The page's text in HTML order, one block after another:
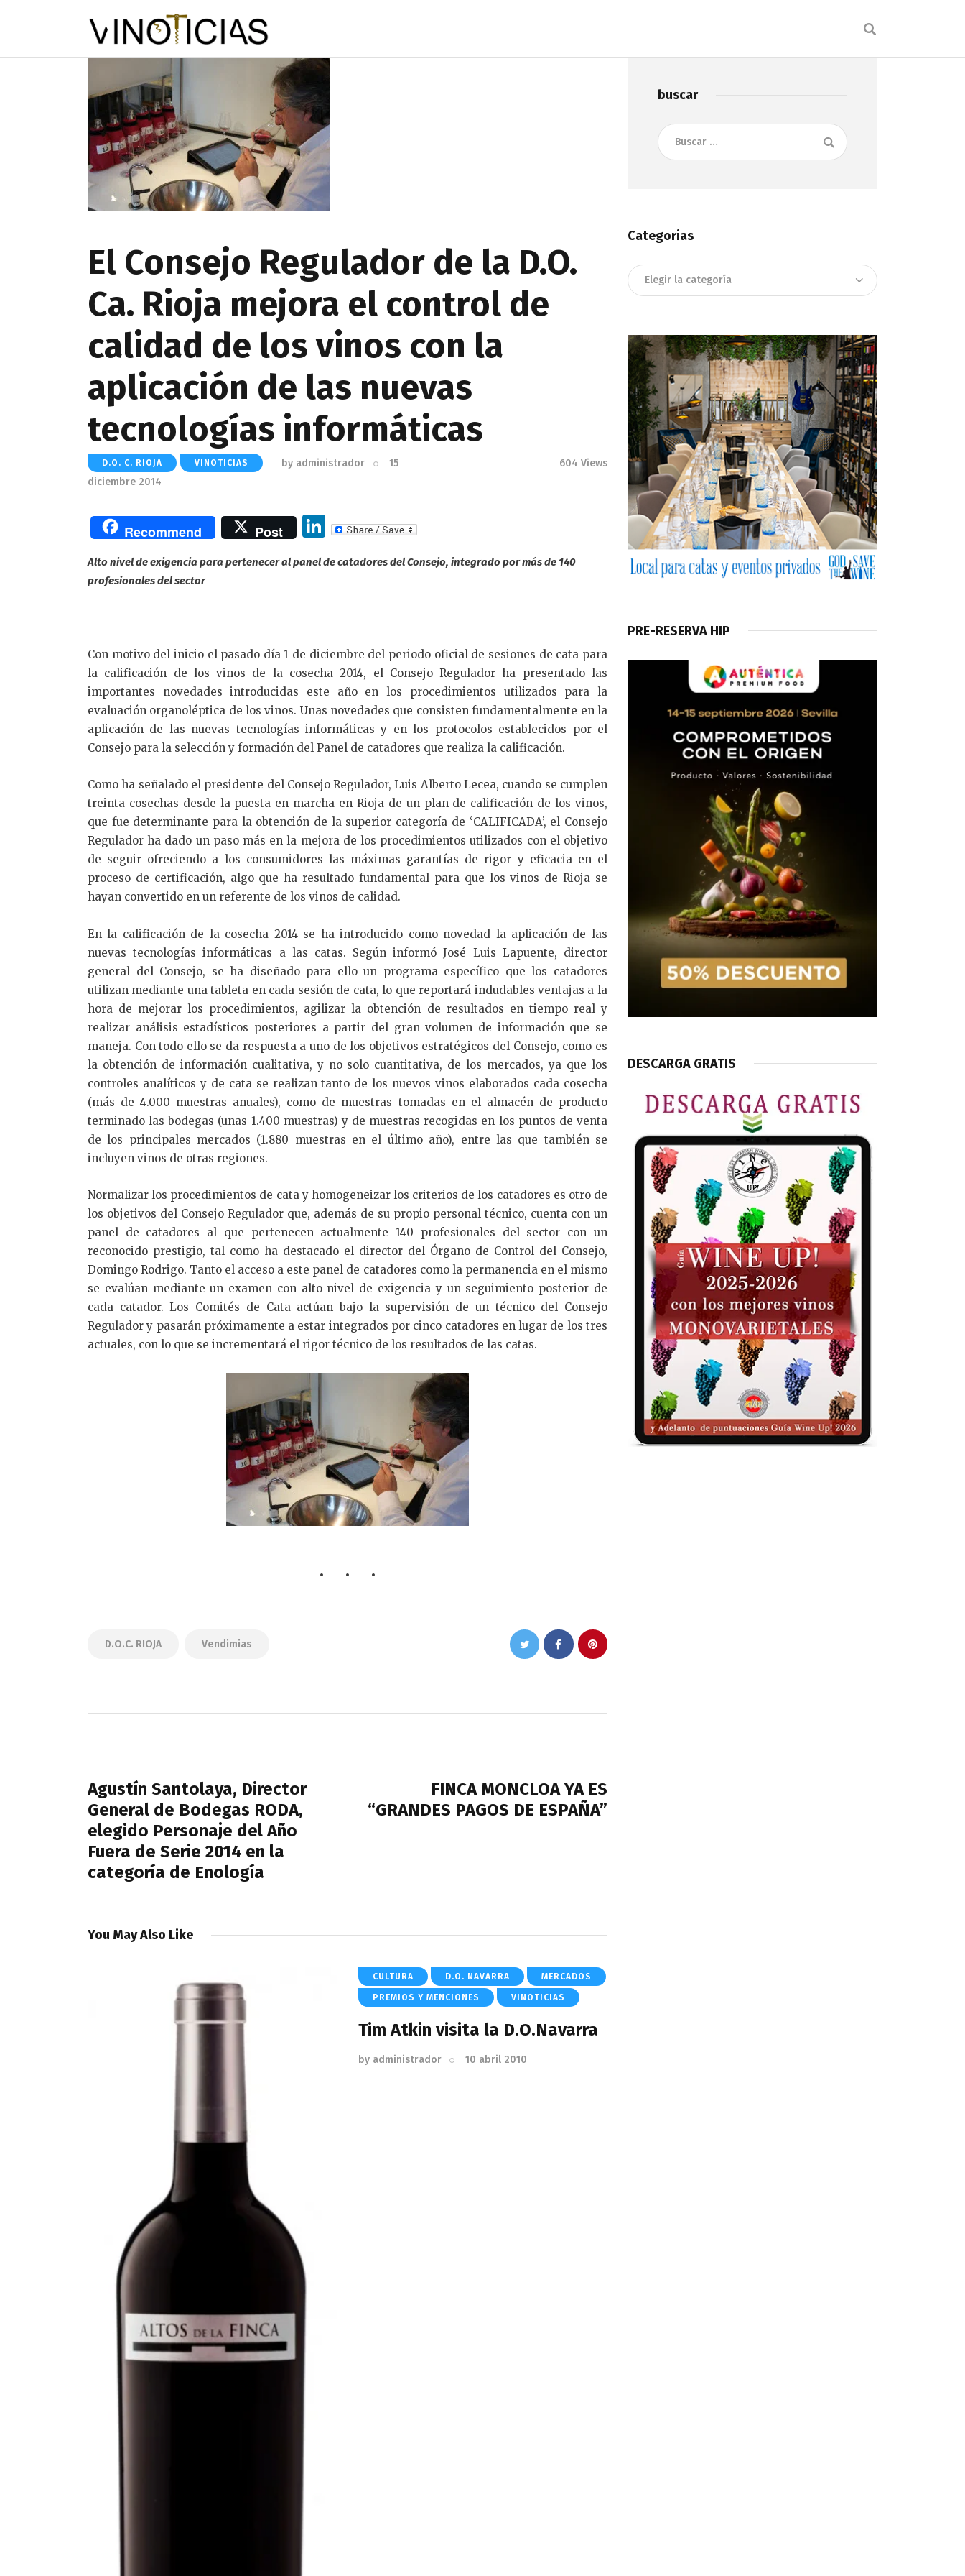
El Consejo Regulador de la D.O.
Ca. Rioja mejora el control de
calidad de los vinos con la
aplicación de las nuevas
tecnologías informáticas
D.O. C. RIOJA VINOTICIAS by administrador
15
diciembre 2014
604 Views
Recommend Post
Li
k
Alto nivel de exigencia para pertenecer al panel de catadores del Consejo, integrado por más de 140
profesionales del sector
Con motivo del inicio el pasado día 1 de diciembre del periodo oficial de sesiones de cata para
la calificación de los vinos de la cosecha 2014, el Consejo Regulador ha presentado las
importantes novedades introducidas este año en los procedimientos utilizados para la
evaluación organoléptica de los vinos. Unas novedades que consisten fundamentalmente en la
aplicación de las nuevas tecnologías informáticas y en los protocolos establecidos por el
Consejo para la selección y formación del Panel de catadores que realiza la calificación.
Como ha señalado el presidente del Consejo Regulador, Luis Alberto Lecea, cuando se cumplen
treinta cosechas desde la puesta en marcha en Rioja de un plan de calificación de los vinos,
que fue determinante para la obtención de la superior categoría de ‘CALIFICADA’, el Consejo
Regulador ha dado un paso más en la mejora de los procedimientos utilizados con el objetivo
de seguir ofreciendo a los consumidores las máximas garantías de rigor y eficacia en el
proceso de certificación, algo que ha resultado fundamental para que los vinos de Rioja se
hayan convertido en un referente de los vinos de calidad.
En la calificación de la cosecha 2014 se ha introducido como novedad la aplicación de las
nuevas tecnologías informáticas a las catas. Según informó José Luis Lapuente, director
general del Consejo, se ha diseñado para ello un programa específico que los catadores
utilizan mediante una tableta en cada sesión de cata, lo que reportará indudables ventajas a la
hora de mejorar los procedimientos, agilizar la obtención de resultados en tiempo real y
realizar análisis estadísticos posteriores a partir del gran volumen de información que se
maneja. Con todo ello se da respuesta a uno de los objetivos estratégicos del Consejo, como es
la obtención de información cualitativa, y no solo cuantitativa, de los mercados, ya que los
controles analíticos y de cata se realizan tanto de los nuevos vinos elaborados cada cosecha
(más de 4.000 muestras anuales), como de muestras tomadas en el almacén de producto
terminado las bodegas (unas 1.400 muestras) y de muestras recogidas en los puntos de venta
de los principales mercados (1.880 muestras en el último año), entre las que también se
incluyen vinos de otras regiones.
Normalizar los procedimientos de cata y homogeneizar los criterios de los catadores es otro de
los objetivos del Consejo Regulador que, además de su propio personal técnico, cuenta con un
panel de catadores al que pertenecen actualmente 140 profesionales del sector con un
reconocido prestigio, tal como ha destacado el director del Órgano de Control del Consejo,
Domingo Rodrigo. Tanto el acceso a este panel de catadores como la permanencia en el mismo
se evalúan mediante un examen con alto nivel de exigencia y un seguimiento posterior de
cada catador. Los Comités de Cata actúan bajo la supervisión de un técnico del Consejo
Regulador y pasarán próximamente a estar integrados por cinco catadores en lugar de los tres
actuales, con lo que se incrementará el rigor técnico de los resultados de las catas.
D.O.C. RIOJA Vendimias
entradas
Agustín Santolaya, Director
General de Bodegas RODA,
elegido Personaje del Año
Fuera de Serie 2014 en la
categoría de Enología
FINCA MONCLOA YA ES
“GRANDES PAGOS DE ESPAÑA”
You May Also Like
CULTURA D.O. NAVARRA MERCADOS
PREMIOS Y MENCIONES VINOTICIAS
Tim Atkin visita la D.O.Navarra
by administrador 10 abril 2010
buscar
Buscar:
Categorias
Categorias
PRE-RESERVA HIP
DESCARGA GRATIS